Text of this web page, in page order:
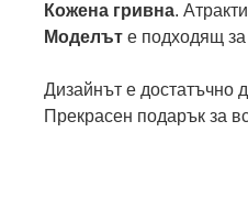
Кожена гривна.
Моделът е подходящ за
Дизайнът е достатъчно
Прекрасен подарък за